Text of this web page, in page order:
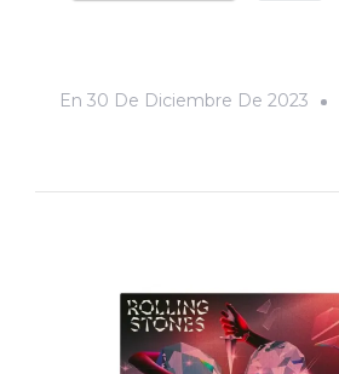
En 30 De Diciembre De 2023